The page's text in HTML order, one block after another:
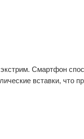
Смартфон
вставки, что